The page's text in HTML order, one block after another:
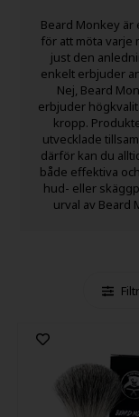
Beard Monkey är
för att möta varje
just den
enkelt erbjuder
Nej, Beard
erbjuder
kropp.
utvecklade
därför kan du
både effektiva
hud- eller
urval av Beard